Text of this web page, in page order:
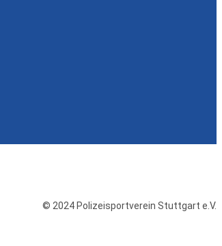
© 2024 Polizeisportverein Stuttgart e.V.